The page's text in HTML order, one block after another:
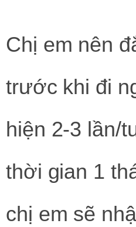
Chị em nên
trước khi đi
hiện 2-3 lần/
thời gian 1
chị em sẽ